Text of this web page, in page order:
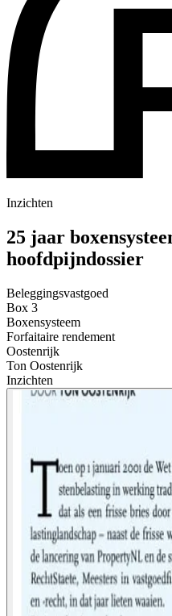
Inzichten
25 jaar
hoofdpijndossier
Beleggingsvastgoed
Box 3
Boxensysteem
Forfaitaire rendement
Oostenrijk
Ton Oostenrijk
Inzichten